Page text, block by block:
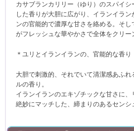
カサブランカリリー（ゆり）のスパイシ
した香りが大胆に広がり、イランイラ
ンの官能的で濃厚な甘さを絡める。そ
がフレッシュな華やかさで全体をクリー
＊ユリとイランイランの、官能的な香り
大胆で刺激的、それでいて清潔感あふれ
ルの香り。
イランイランのエキゾチックな甘さに
絶妙にマッチした、締まりのあるセンシ